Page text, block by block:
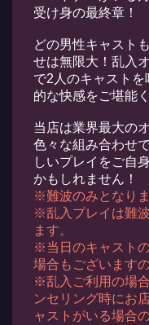
受け身の最終章！
どの男性キャスト
せは無限大！乱入
で2人のキャスト
的な快感をご堪能
当店は業界最大の
色々な組み合わせ
しいプレイをご自
かもしれません！
※難波のみとなりま
※乱入プレイは難
ます。
※当日のキャスト
場合もございます
※乱入ご利用の場
ンセリング時にお
ャストがいる場合